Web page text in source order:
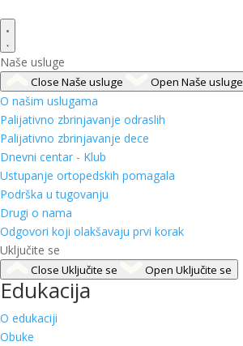
Naše usluge
Close Naše usluge Open Naše usluge
O našim uslugama
Palijativno zbrinjavanje odraslih
Palijativno zbrinjavanje dece
Dnevni centar - Klub
Ustupanje ortopedskih pomagala
Podrška u tugovanju
Drugi o nama
Odgovori koji olakšavaju prvi korak
Uključite se
Close Uključite se Open Uključite se
Edukacija
O edukaciji
Obuke